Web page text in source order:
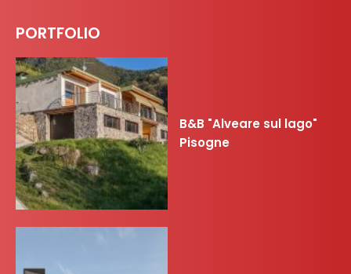
PORTFOLIO
B&B "Alveare sul lago"
Pisogne